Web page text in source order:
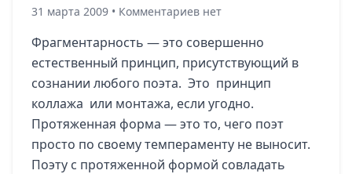
31 марта 2009 • Комментариев нет
Фрагментарность — это совершенно
естественный принцип, присутствующий в
сознании любого поэта. Это принцип
коллажа или монтажа, если угодно.
Протяженная форма — это то, чего поэт
просто по своему темпераменту не выносит.
Поэту с протяженной формой совладать